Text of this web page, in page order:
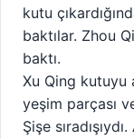
kutu
baktılar. Zhou
baktı.
Xu Qing kutuyu
yeşim parçası
Şişe